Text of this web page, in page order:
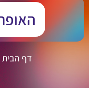
דף הבית